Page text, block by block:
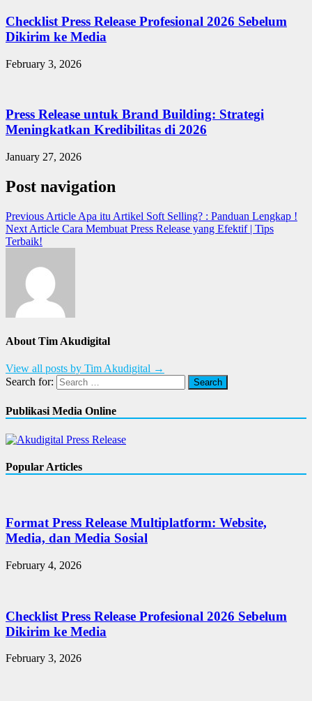
Checklist Press Release Profesional 2026 Sebelum
Dikirim ke Media
February 3, 2026
Press Release untuk Brand Building: Strategi
Meningkatkan Kredibilitas di 2026
January 27, 2026
Post navigation
Previous Article Apa itu Artikel Soft Selling? : Panduan Lengkap !
Next Article Cara Membuat Press Release yang Efektif | Tips
Terbaik!
About Tim Akudigital
View all posts by Tim Akudigital →
Search for:
Publikasi Media Online
Popular Articles
Format Press Release Multiplatform: Website,
Media, dan Media Sosial
February 4, 2026
Checklist Press Release Profesional 2026 Sebelum
Dikirim ke Media
February 3, 2026